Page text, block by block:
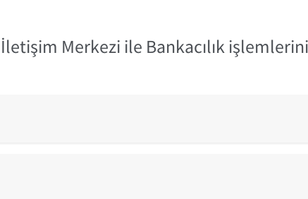
Merkezi ile Bankacılık